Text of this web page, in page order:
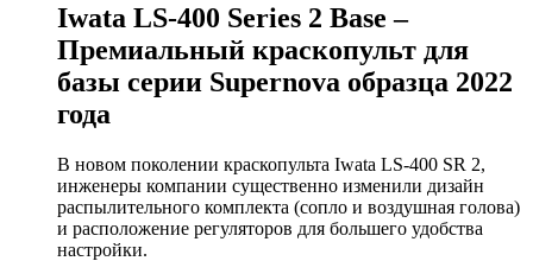
Iwata LS-400 Series 2 Base –
Премиальный краскопульт для
базы серии Supernova образца 2022
года
В новом поколении краскопульта Iwata LS-400 SR 2,
инженеры компании существенно изменили дизайн
распылительного комплекта (сопло и воздушная голова)
и расположение регуляторов для большего удобства
настройки.